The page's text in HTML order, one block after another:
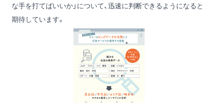
な手を打てばいいか」について、迅速に判断できるようになると
期待しています。